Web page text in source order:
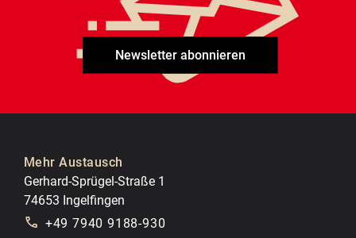
Newsletter abonnieren
Mehr Austausch
Gerhard-Sprügel-Straße 1
74653 Ingelfingen
+49 7940 9188-930